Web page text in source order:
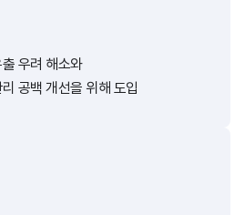
우려 해소와
공백 개선을 위해 도입